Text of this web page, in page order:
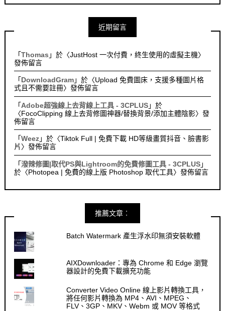
近期留言
「Thomas 」於〈JustHost 一次付費，終生使用的虛擬主機〉
發佈留言
「 DownloadGram」於〈Upload 免費圖床，支援多種圖片格
式且不需要註冊〉發佈留言
「Adobe超強線上去背線上工具 - 3CPLUS」於
〈FocoClipping 線上去背修圖神器/替換背景/添加主體陰影〉發
佈留言
「Weez」於〈Tiktok Full | 免費下載 HD等級畫質抖音、臉書影
片 〉發佈留言
「潑辣修圖|取代PS與Lightroom的免費修圖工具 - 3CPLUS」
於〈Photopea | 免費的線上版 Photoshop 取代工具〉發佈留言
推薦文章︰
Batch Watermark 產生浮水印無須安裝軟體
AIXDownloader：專為 Chrome 和 Edge 瀏覽
器設計的免費下載擴充功能
Converter Video Online 線上影片轉換工具，
將任何影片轉換為 MP4、AVI、MPEG、
FLV、3GP、MKV、Webm 或 MOV 等格式